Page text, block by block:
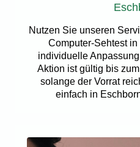
Nutzen Sie unseren
Computer-Sehtest
individuelle
Aktion ist gültig bis
solange der Vorrat
einfach in